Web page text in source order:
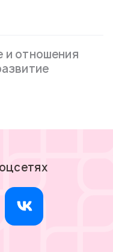
и отношения